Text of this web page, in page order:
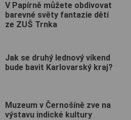
V Papírně můžete obdivovat
barevné světy fantazie dětí
ze ZUŠ Trnka
Jak se druhý lednový víkend
bude bavit Karlovarský kraj?
Muzeum v Černošíně zve na
výstavu indické kultury